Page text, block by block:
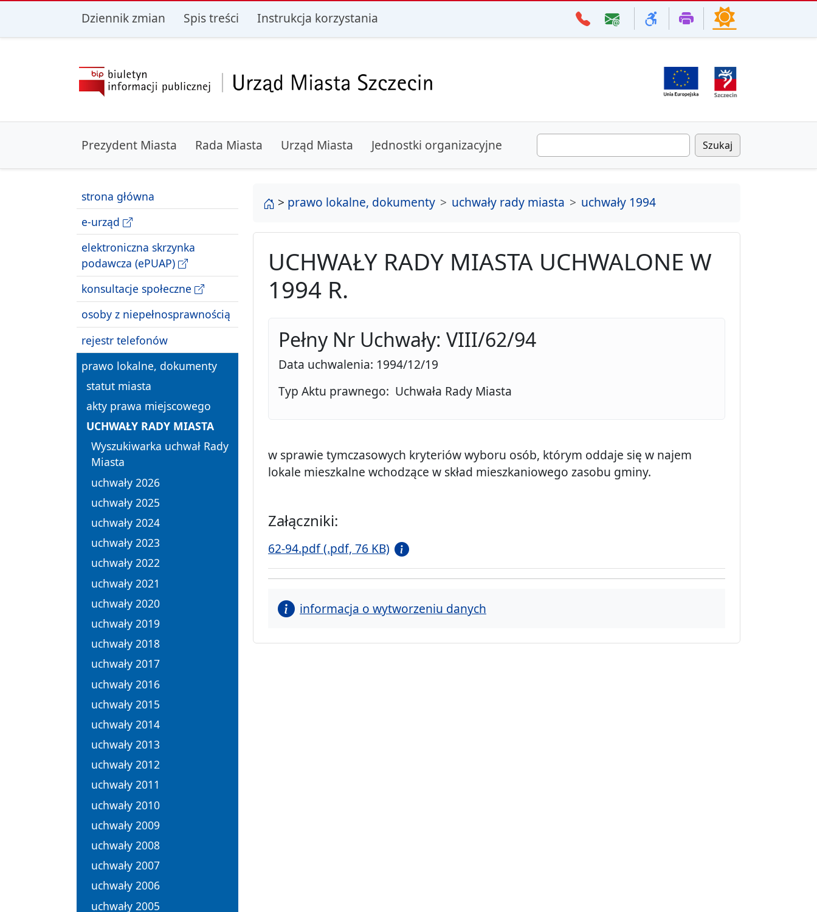
przejdź do głównego menu przejdź do treści
Dziennik zmian Spis treści Instrukcja korzystania
Prezydent Miasta Rada Miasta Urząd Miasta Jednostki organizacyjne Szukaj
strona główna
e-urząd
elektroniczna skrzynka
podawcza (ePUAP)
konsultacje społeczne
osoby z niepełnosprawnością
rejestr telefonów
prawo lokalne, dokumenty
statut miasta
akty prawa miejscowego
UCHWAŁY RADY MIASTA
Wyszukiwarka uchwał Rady
Miasta
uchwały 2026
uchwały 2025
uchwały 2024
uchwały 2023
uchwały 2022
uchwały 2021
uchwały 2020
uchwały 2019
uchwały 2018
uchwały 2017
uchwały 2016
uchwały 2015
uchwały 2014
uchwały 2013
uchwały 2012
uchwały 2011
uchwały 2010
uchwały 2009
uchwały 2008
uchwały 2007
uchwały 2006
uchwały 2005
strona główna
> prawo lokalne, dokumenty uchwały rady miasta uchwały 1994
UCHWAŁY RADY MIASTA UCHWALONE W
1994 R.
Pełny Nr Uchwały: VIII/62/94
Data uchwalenia: 1994/12/19
Typ Aktu prawnego: Uchwała Rady Miasta
w sprawie tymczasowych kryteriów wyboru osób, którym oddaje się w najem
lokale mieszkalne wchodzące w skład mieszkaniowego zasobu gminy.
Załączniki:
62-94.pdf (.pdf, 76 KB)
informacja o wytworzeniu danych